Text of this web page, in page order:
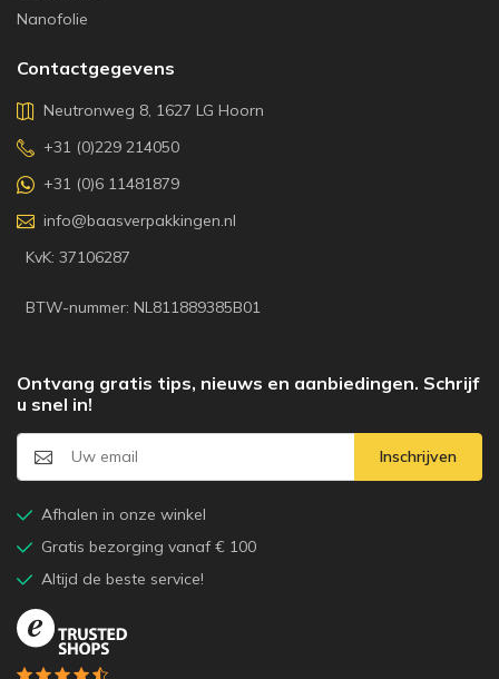
Nanofolie
Contactgegevens
Neutronweg 8, 1627 LG Hoorn
+31 (0)229 214050
+31 (0)6 11481879
info@baasverpakkingen.nl
KvK: 37106287
BTW-nummer: NL811889385B01
Ontvang gratis tips, nieuws en aanbiedingen. Schrijf
u snel in!
Inschrijven
Afhalen in onze winkel
Gratis bezorging vanaf € 100
Altijd de beste service!